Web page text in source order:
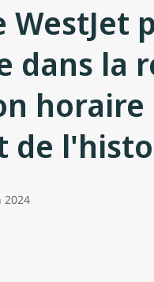
WestJet
dans la
de
2024